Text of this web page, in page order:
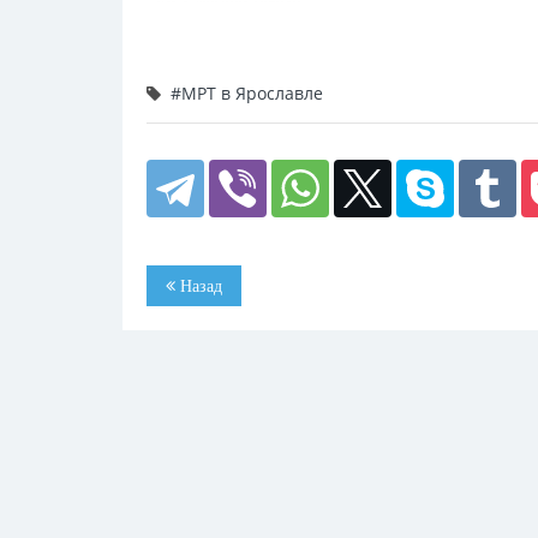
#МРТ в Ярославле
Назад